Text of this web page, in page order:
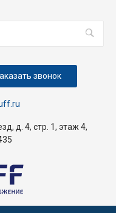
д. 4, стр. 1, этаж 4,
звонок